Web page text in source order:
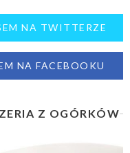
NA TWITTERZE
NA FACEBOOKU
Z OGÓRKÓW